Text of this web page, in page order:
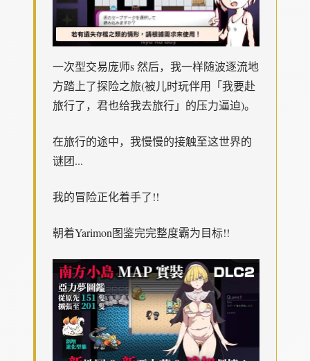
一次型交易庞师s 然后，我一样随波逐流地
方踏上了探险之旅(被儿时玩伴用「我要赴
旅行了，君也给我去旅行」的压力逼迫)。
在旅行的途中，我慢慢的接触至这世界的
谜团...
我的冒险正化着手了!!
朝着Yarimon图鉴完完整度霸为目标!!